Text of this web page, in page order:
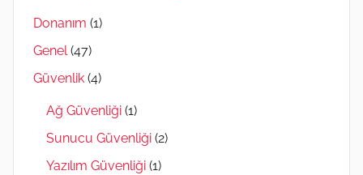
Donanım (1)
Genel(47)
Güvenlik (4)
Ağ Güvenliği (1)
Sunucu Güvenliği (2)
Yazılım Güvenliği (1)